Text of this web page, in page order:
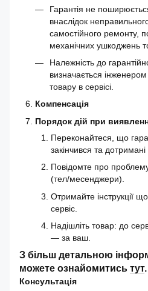
Гарантія не
внаслідок
самостійного ремонту,
механічних ушкоджень
Належність до
визначається
товару в сервісі.
Компенсація
Порядок дій при
Переконайтеся, що
закінчився та дотримані
Повідомте про
(тел/месенджери).
Отримайте інструкції
сервіс.
Надішліть товар: до
— за ваш.
З більш детальною
можете ознайомитись тут.
Консультація